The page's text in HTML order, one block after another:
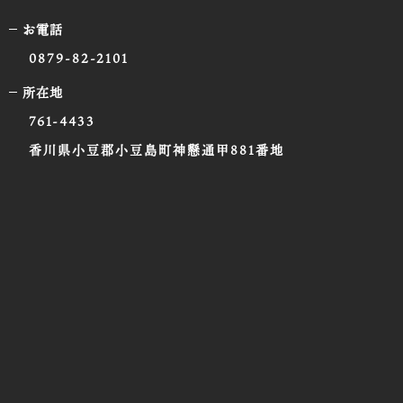
お電話
0879-82-2101
所在地
761-4433
香川県小豆郡小豆島町神懸通甲881番地